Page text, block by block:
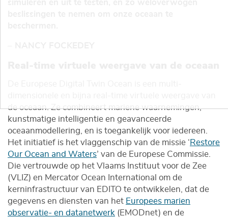
de oceaan. Ze combineert mariene waarnemingen,
kunstmatige intelligentie en geavanceerde
oceaanmodellering, en is toegankelijk voor iedereen.
Het initiatief is het vlaggenschip van de missie ‘Restore
Our Ocean and Waters’ van de Europese Commissie.
Die vertrouwde op het Vlaams Instituut voor de Zee
(VLIZ) en Mercator Ocean International om de
kerninfrastructuur van EDITO te ontwikkelen, dat de
gegevens en diensten van het Europees marien
observatie- en datanetwerk (EMODnet) en de